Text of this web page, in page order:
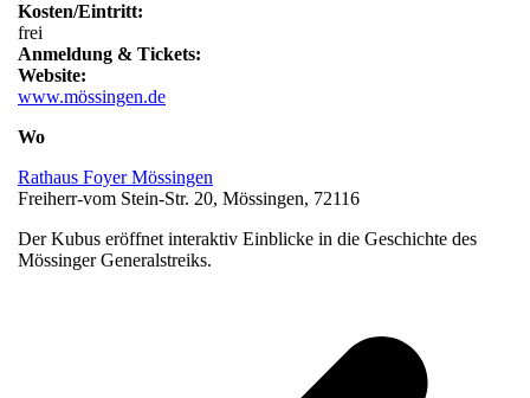
Kosten/Eintritt:
frei
Anmeldung & Tickets:
Website:
www.mössingen.de
Wo
Rathaus Foyer Mössingen
Freiherr-vom Stein-Str. 20, Mössingen, 72116
Der Kubus eröffnet interaktiv Einblicke in die Geschichte des
Mössinger Generalstreiks.